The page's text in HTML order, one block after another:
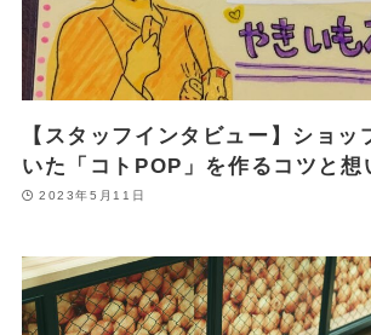
【スタッフインタビュー】ショッ
いた「コトPOP」を作るコツと想
2023年5月11日